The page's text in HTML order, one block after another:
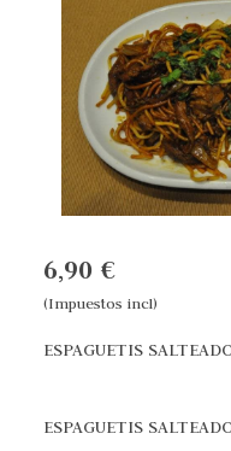
6,90 €
(Impuestos incl)
ESPAGUETIS
ESPAGUETIS